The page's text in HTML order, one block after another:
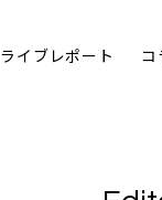
ライブレポート コ